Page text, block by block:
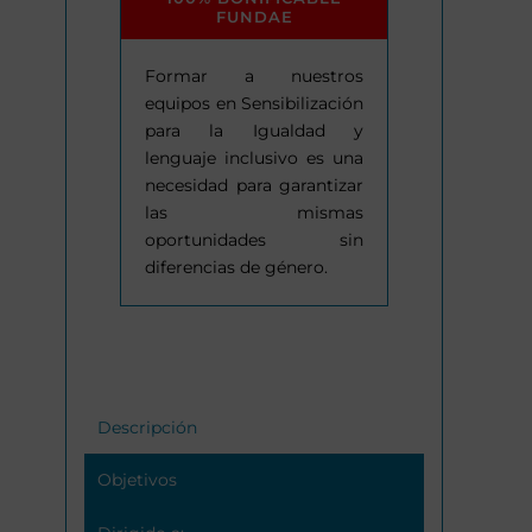
FUNDAE
Formar a nuestros
equipos en Sensibilización
para la Igualdad y
lenguaje inclusivo es una
necesidad para garantizar
las mismas
oportunidades sin
diferencias de género.
Descripción
Objetivos